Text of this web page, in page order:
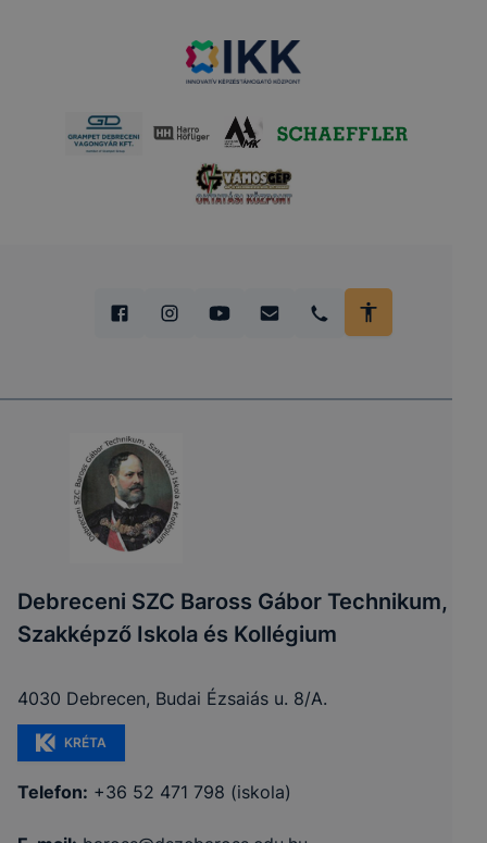
Debreceni SZC Baross Gábor Technikum,
Szakképző Iskola és Kollégium
4030 Debrecen, Budai Ézsaiás u. 8/A.
KRÉTA
Telefon: +36 52 471 798 (iskola)